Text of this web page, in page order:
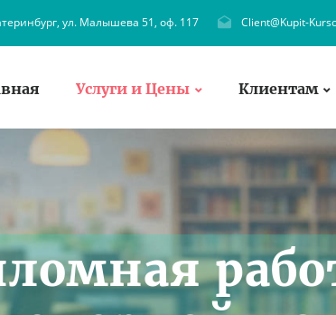
ул. Малышева 51, оф. 117 Client@Kupit-
Услуги и Цены Клиентам